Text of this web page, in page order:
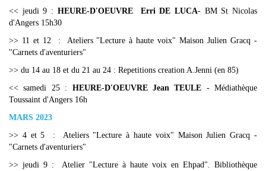
<< jeudi 9 : HEURE-D'OEUVRE Erri DE LUCA- BM St Nicolas
d'Angers 15h30
>> 11 et 12 : Ateliers "Lecture à haute voix" Maison Julien Gracq -
"Carnets d'aventuriers"
>> du 14 au 18 et du 21 au 24 : Repetitions creation A.Jenni (en 85)
<< samedi 25 : HEURE-D'OEUVRE Jean TEULE - Médiathèque
Toussaint d'Angers 16h
MARS 2023
>> 4 et 5 : Ateliers "Lecture à haute voix" Maison Julien Gracq -
"Carnets d'aventuriers"
>> jeudi 9 : Atelier "Lecture à haute voix en Ehpad". Bibliothèque